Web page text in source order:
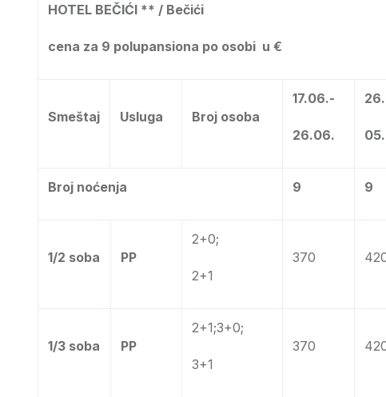
HOTEL BEČIĆI ** / Bečići
cena za 9 polupansiona po osobi u €
Smeštaj Usluga Broj osoba
17.06.-
26.06.
Broj noćenja 9 9
1/2 soba PP
2+0;
2+1
370
1/3 soba PP
2+1;3+0;
3+1
370